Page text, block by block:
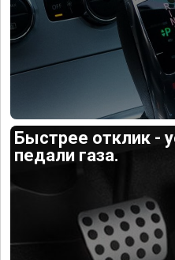
Быстрее отклик -
педали газа.